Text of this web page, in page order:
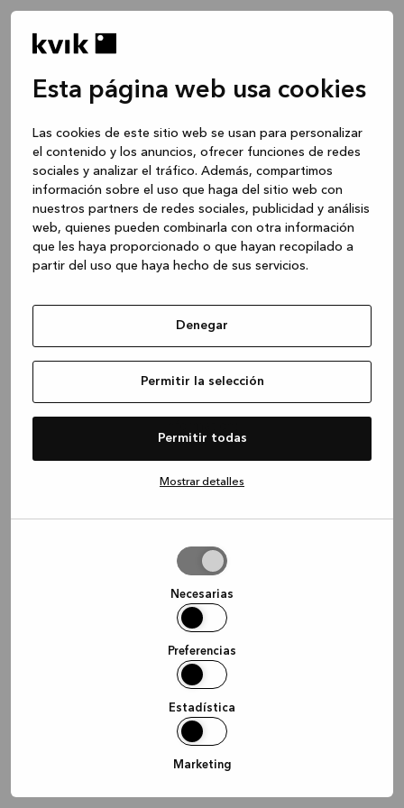
Esta página web usa cookies
Las cookies de este sitio web se usan para personalizar
el contenido y los anuncios, ofrecer funciones de redes
sociales y analizar el tráfico. Además, compartimos
información sobre el uso que haga del sitio web con
nuestros partners de redes sociales, publicidad y análisis
web, quienes pueden combinarla con otra información
que les haya proporcionado o que hayan recopilado a
partir del uso que haya hecho de sus servicios.
Denegar
Permitir la selección
Permitir todas
Mostrar detalles
Necesarias
Preferencias
Estadística
Marketing
Application error: a client-side exception has occurred
loadingwww.kvik.es (see the browser console for more